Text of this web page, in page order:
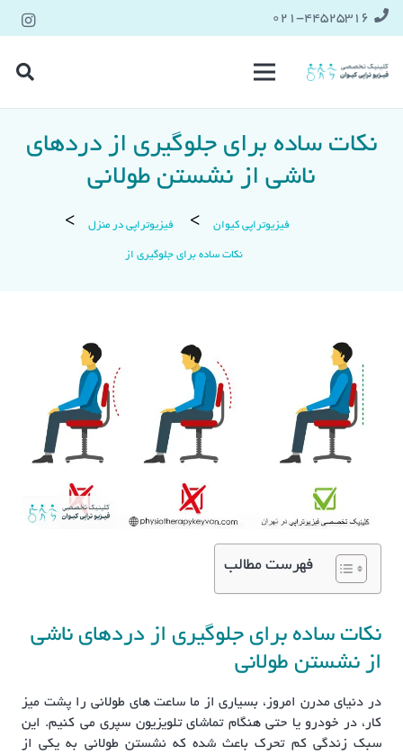
021-۴۴۵۲۵۳۱۶
نکات ساده برای جلوگیری از دردهای
ناشی از نشستن طولانی
فیزیوتراپی کیوان فیزیوتراپی در منزل
نکات ساده برای جلوگیری از
فهرست مطالب
نکات ساده برای جلوگیری از دردهای ناشی
از نشستن طولانی
در دنیای مدرن امروز، بسیاری از ما ساعت های طولانی را پشت میز
کار، در خودرو یا حتی هنگام تماشای تلویزیون سپری می کنیم. این
سبک زندگی کم تحرک باعث شده که نشستن طولانی به یکی از